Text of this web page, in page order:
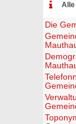
Alle
Die